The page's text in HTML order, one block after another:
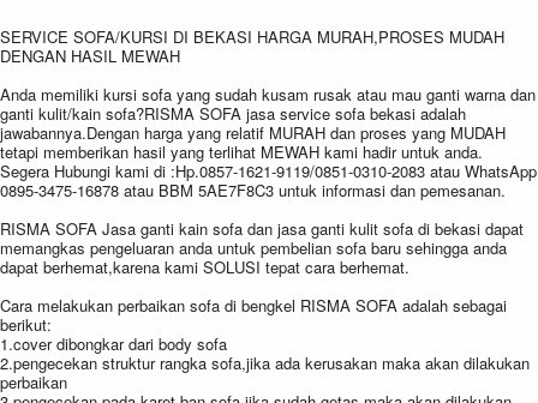
SERVICE SOFA/KURSI DI BEKASI HARGA MURAH,PROSES MUDAH
DENGAN HASIL MEWAH
Anda memiliki kursi sofa yang sudah kusam rusak atau mau ganti warna dan
ganti kulit/kain sofa?RISMA SOFA jasa service sofa bekasi adalah
jawabannya.Dengan harga yang relatif MURAH dan proses yang MUDAH
tetapi memberikan hasil yang terlihat MEWAH kami hadir untuk anda.
Segera Hubungi kami di :Hp.0857-1621-9119/0851-0310-2083 atau WhatsApp
0895-3475-16878 atau BBM 5AE7F8C3 untuk informasi dan pemesanan.
RISMA SOFA Jasa ganti kain sofa dan jasa ganti kulit sofa di bekasi dapat
memangkas pengeluaran anda untuk pembelian sofa baru sehingga anda
dapat berhemat,karena kami SOLUSI tepat cara berhemat.
Cara melakukan perbaikan sofa di bengkel RISMA SOFA adalah sebagai
berikut:
1.cover dibongkar dari body sofa
2.pengecekan struktur rangka sofa,jika ada kerusakan maka akan dilakukan
perbaikan